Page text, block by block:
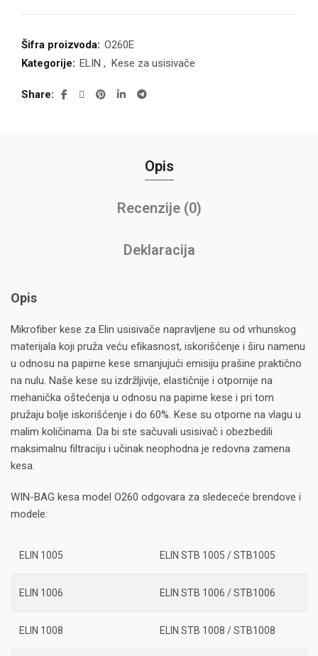
Šifra proizvoda: O260E
Kategorije: ELIN , Kese za usisivače
Share
Opis
Recenzije (0)
Deklaracija
Opis
Mikrofiber kese za Elin usisivače napravljene su od vrhunskog
materijala koji pruža veću efikasnost, iskorišćenje i širu namenu
u odnosu na papirne kese smanjujući emisiju prašine praktično
na nulu. Naše kese su izdržljivije, elastičnije i otpornije na
mehanička oštećenja u odnosu na papirne kese i pri tom
pružaju bolje iskorišćenje i do 60%. Kese su otporne na vlagu u
malim količinama. Da bi ste sačuvali usisivač i obezbedili
maksimalnu filtraciju i učinak neophodna je redovna zamena
kesa.
WIN-BAG kesa model O260 odgovara za sledeceće brendove i
modele:
ELIN 1005 ELIN STB 1005 / STB1005
ELIN 1006 ELIN STB 1006 / STB1006
ELIN 1008 ELIN STB 1008 / STB1008